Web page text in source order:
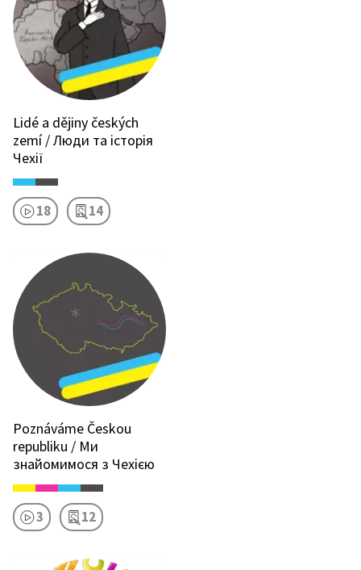
Lidé a dějiny českých
zemí / Люди та історія
Чехії
18 14
Poznáváme Českou
republiku / Ми
знайомимося з Чехією
3 12